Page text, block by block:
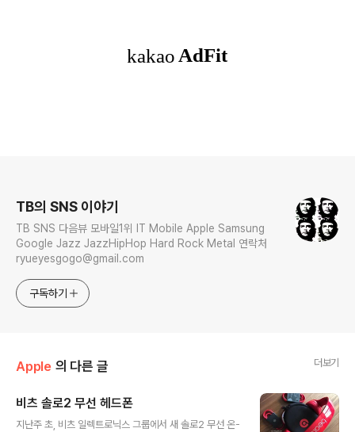
TB의 SNS 이야기
TB SNS 다음뷰 모바일1위 IT Mobile Apple Samsung
Google Jazz JazzHipHop Hard Rock Metal 연락처
ryueyesgogo@gmail.com
구독하기
Apple 의 다른 글 더보기
비츠 솔로2 무선 헤드폰
지난주 초, 비츠 일렉트로닉스 그룹에서 새 솔로2 무선 온-